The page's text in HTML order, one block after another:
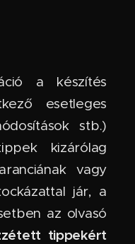
a készítés
esetleges
stb.)
kizárólag
vagy
jár, a
az olvasó
tippekért